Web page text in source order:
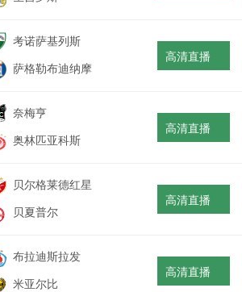
考诺萨基列斯
萨格勒布迪纳摩
高清直播
奈梅亨
奥林匹亚科斯
高清直播
贝尔格莱德红星
贝夏普尔
高清直播
布拉迪斯拉发
米亚尔比
高清直播